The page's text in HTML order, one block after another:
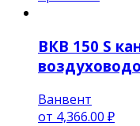
ВКВ 150 S
Ванвент
от 4,366.00 ₽